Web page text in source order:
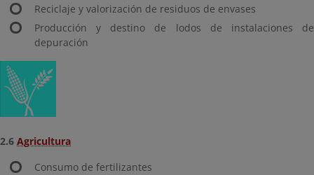
Reciclaje y valorización de residuos de envases
Producción y destino de lodos de instalaciones de
depuración
2.6 Agricultura
Consumo de fertilizantes